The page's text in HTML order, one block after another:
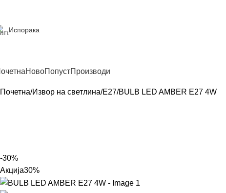
Испорака
НовоПопустПроизводи
Почетна Извор на светлина E27 BULB LED AMBER E27 4W
-30%
Акција30%